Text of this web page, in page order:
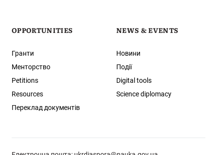
OPPORTUNITIES
Гранти
Менторство
Petitions
Resources
Переклад документів
NEWS & EVENTS
Новини
Події
Digital tools
Science diplomacy